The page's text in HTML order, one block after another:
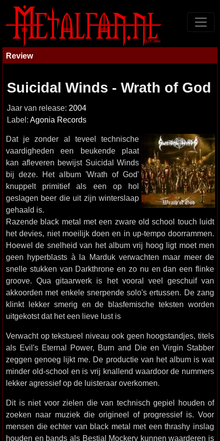
Review
Suicidal Winds - Wrath of God
Jaar van release: 2004
Label: Agonia Records
Dat je zonder al teveel technische
vaardigheden een beukende plaat
kan afleveren bewijst Suicidal Winds
bij deze. Het album 'Wrath of God'
knuppelt primitief als een op hol
geslagen beer die uit zijn winterslaap
gehaald is.
Razende black metal met een zware old school touch luidt
het devies, niet moeilijk doen en in up-tempo doorrammen.
Hoewel de snelheid van het album vrij hoog ligt moet men
geen hyperblasts à la Marduk verwachten maar meer de
snelle stukken van Darkthrone en zo nu en dan een flinke
groove. Qua gitaarwerk is het vooral veel geschuif van
akkoorden met enkele snerpende solo's ertussen. De zang
klinkt lekker smerig en de blasfemische teksten worden
uitgekotst dat het een lieve lust is
Verwacht op tekstueel niveau ook geen hoogstandjes, titels
als Evil's Eternal Power, Burn and Die en Virgin Stabber
zeggen genoeg lijkt me. De productie van het album is wat
minder old-school en is vrij knallend waardoor de nummers
lekker agressief op de luisteraar overkomen.
Dit is niet voor zielen die van technisch gepiel houden of
zoeken naar muziek die origineel of progressief is. Voor
mensen die echter van black metal met een thrashy inslag
houden en bands als Bestial Mockery kunnen waarderen is